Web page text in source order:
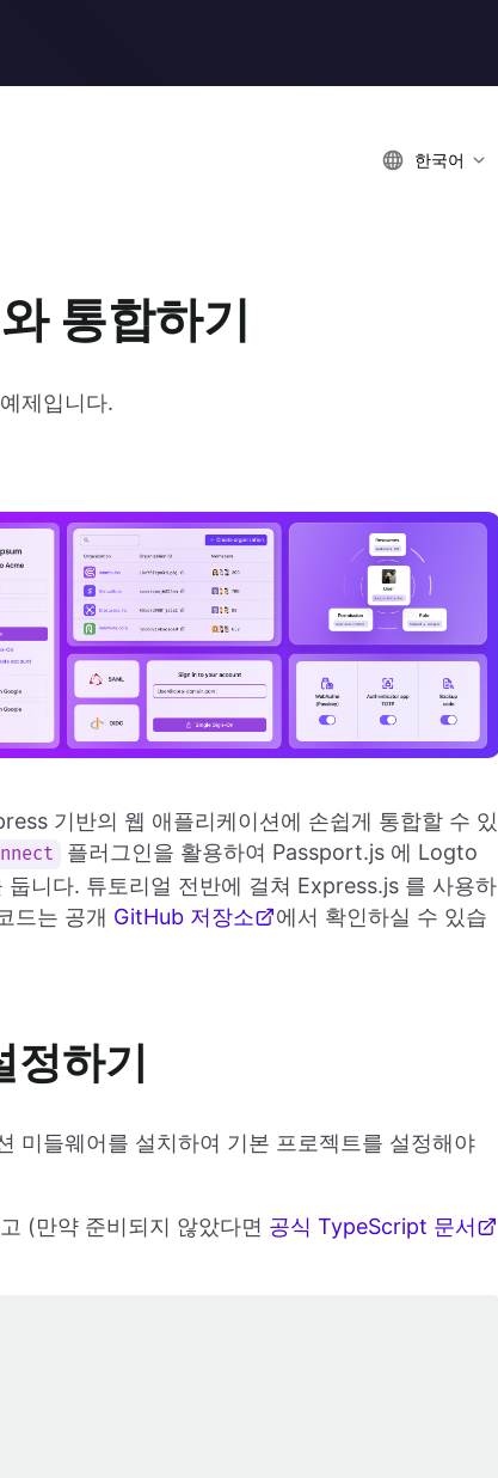
한국어
통합하기
제입니다.
기반의 웹 애플리케이션에 손쉽게 통합할 수 있
플러그인을 활용하여 Passport.js 에 Logto
니다. 튜토리얼 전반에 걸쳐 Express.js 를 사용하
드는 공개 GitHub 저장소
에서 확인하실 수 있습
정하기
미들웨어를 설치하여 기본 프로젝트를 설정해야
(만약 준비되지 않았다면 공식 TypeScript 문서